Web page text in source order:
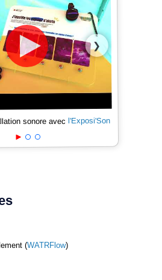
❯
sonore avec l'Exposi'Son
(WATRFlow)